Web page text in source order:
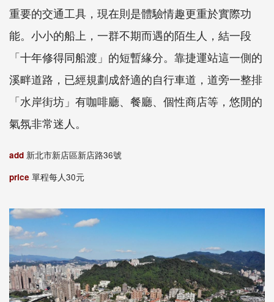
重要的交通工具，現在則是體驗情趣更重於實際功
能。小小的船上，一群不期而遇的陌生人，結一段
「十年修得同船渡」的短暫緣分。靠捷運站這一側的
溪畔道路，已經規劃成舒適的自行車道，道旁一整排
「水岸街坊」有咖啡廳、餐廳、個性商店等，悠閒的
氣氛非常迷人。
add 新北市新店區新店路36號
price 單程每人30元